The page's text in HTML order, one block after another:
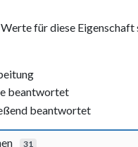
für diese Eigenschaft
beantwortet
beantwortet
31